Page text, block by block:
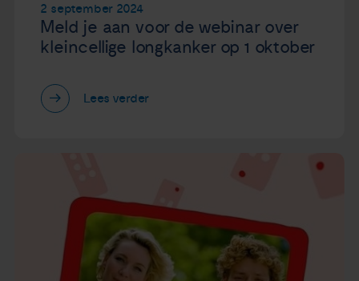
2 september 2024
Meld je aan voor de webinar over
kleincellige longkanker op 1 oktober
Lees verder